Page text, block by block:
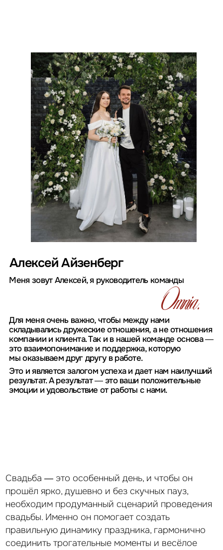
Свадьба — это особенный день, и чтобы он
прошёл ярко, душевно и без скучных пауз,
необходим продуманный сценарий проведения
свадьбы. Именно он помогает создать
правильную динамику праздника, гармонично
соединить трогательные моменты и весёлое
помощь в выборе идеального места для
исполнителей.
Подбор площадок
и подрядчиков
Концепция и декор
разработка концепции и оформление
пространства.
без кринжовых конкурсов и традиций.
жених и невеста наслаждаются своим
днём, не отвлекаясь на организационные
детали.
Создание условий для комфортного
пребывания и общения
и подбираем индивидуальные